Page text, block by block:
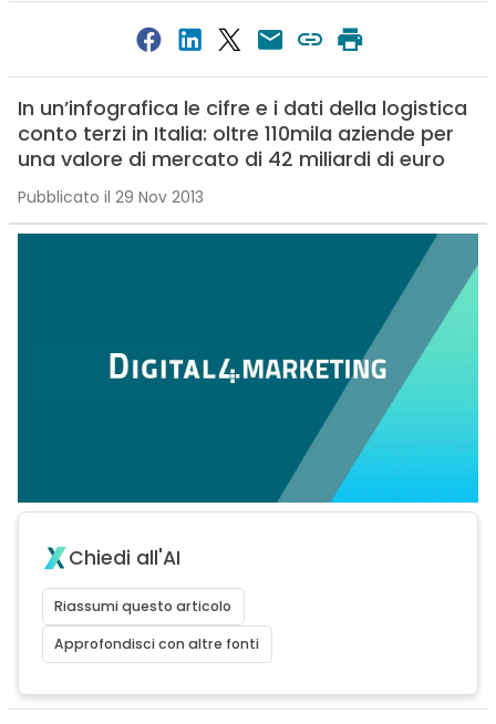
In un’infografica le cifre e i dati della logistica
conto terzi in Italia: oltre 110mila aziende per
una valore di mercato di 42 miliardi di euro
Pubblicato il 29 Nov 2013
Chiedi all'AI
Riassumi questo articolo
Approfondisci con altre fonti